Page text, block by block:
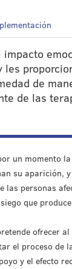
impacto
les
de
de las
un momento
su aparición,
las personas
que
ofrecer
el proceso de
y el efecto